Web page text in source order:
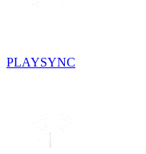
PLAYSYNC